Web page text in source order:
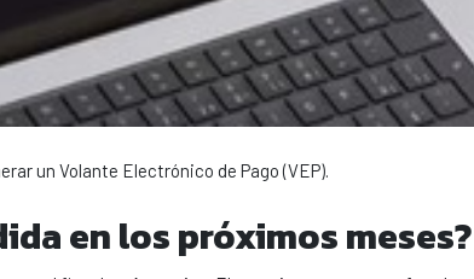
un Volante Electrónico de Pago (VEP).
en los próximos meses?